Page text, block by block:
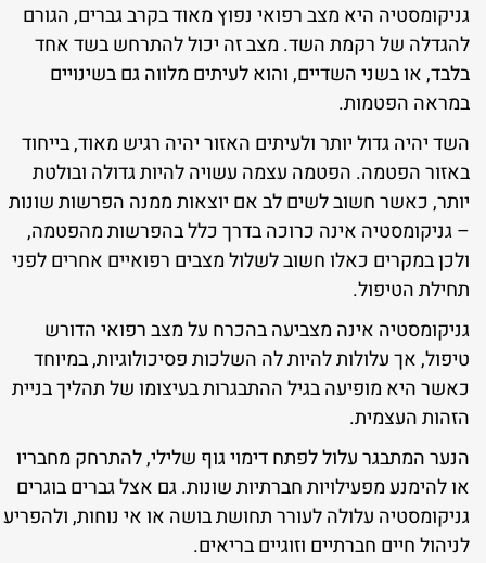
גניקומסטיה היא מצב רפואי נפוץ מאוד בקרב גברים, הגורם
להגדלה של רקמת השד. מצב זה יכול להתרחש בשד אחד
בלבד, או בשני השדיים, והוא לעיתים מלווה גם בשינויים
במראה הפטמות.
השד יהיה גדול יותר ולעיתים האזור יהיה רגיש מאוד, בייחוד
באזור הפטמה. הפטמה עצמה עשויה להיות גדולה ובולטת
יותר, כאשר חשוב לשים לב אם יוצאות ממנה הפרשות שונות
– גניקומסטיה אינה כרוכה בדרך כלל בהפרשות מהפטמה,
ולכן במקרים כאלו חשוב לשלול מצבים רפואיים אחרים לפני
תחילת הטיפול.
גניקומסטיה אינה מצביעה בהכרח על מצב רפואי הדורש
טיפול, אך עלולות להיות לה השלכות פסיכולוגיות, במיוחד
כאשר היא מופיעה בגיל ההתבגרות בעיצומו של תהליך בניית
הזהות העצמית.
הנער המתבגר עלול לפתח דימוי גוף שלילי, להתרחק מחבריו
או להימנע מפעילויות חברתיות שונות. גם אצל גברים בוגרים
גניקומסטיה עלולה לעורר תחושת בושה או אי נוחות, ולהפריע
לניהול חיים חברתיים וזוגיים בריאים.